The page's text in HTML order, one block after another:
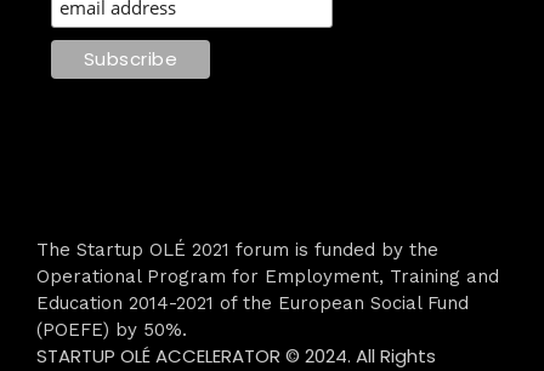
The Startup OLÉ 2021 forum is funded by the
Operational Program for Employment, Training and
Education 2014-2021 of the European Social Fund
(POEFE) by 50%.
STARTUP OLÉ ACCELERATOR © 2024. All Rights